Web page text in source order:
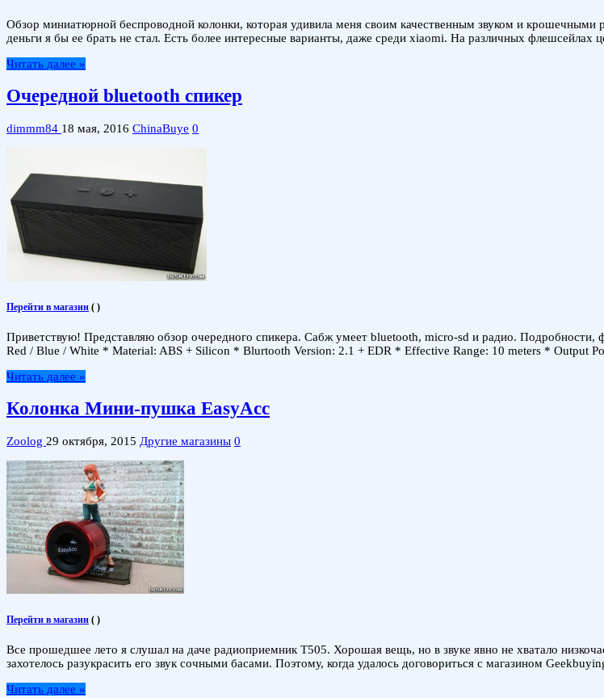
Обзор миниатюрной беспроводной колонки, которая удивила меня своим качественным звуком и крошечными
деньги я бы ее брать не стал. Есть более интересные варианты, даже среди xiaomi. На различных
Читать далее »
Очередной bluetooth спикер
dimmm84 18 мая, 2016 ChinaBuye 0
Перейти в магазин ( )
Приветствую! Представляю обзор очередного спикера. Сабж умеет bluetooth, micro-sd и радио.
Red / Blue / White * Material: ABS + Silicon * Blurtooth Version: 2.1 + EDR * Effective Range: 10 meters * Output
Читать далее »
Колонка Мини-пушка EasyAcc
Zoolog 29 октября, 2015 Другие магазины 0
Перейти в магазин ( )
Все прошедшее лето я слушал на даче радиоприемник T505. Хорошая вещь, но в звуке явно не хватало
захотелось разукрасить его звук сочными басами. Поэтому, когда удалось договориться с магазином
Читать далее »